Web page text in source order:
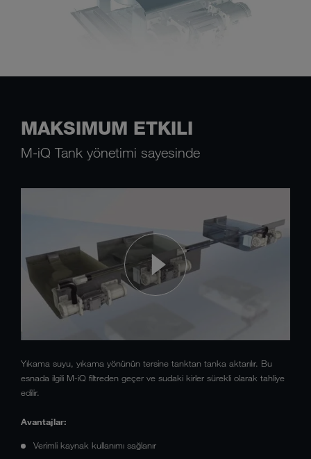
MAKSIMUM ETKILI
M-iQ Tank yönetimi sayesinde
Yıkama suyu, yıkama yönünün tersine tanktan tanka aktarılır. Bu
esnada ilgili M-iQ filtreden geçer ve sudaki kirler sürekli olarak tahliye
edilir.
Avantajlar:
Verimli kaynak kullanımı sağlanır